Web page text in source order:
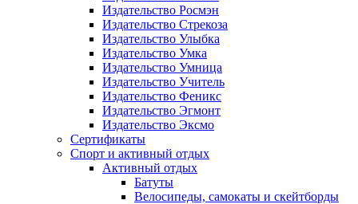
Издательство Росмэн
Издательство Стрекоза
Издательство Улыбка
Издательство Умка
Издательство Умница
Издательство Учитель
Издательство Феникс
Издательство Эгмонт
Издательство Эксмо
Сертификаты
Спорт и активный отдых
Активный отдых
Батуты
Велосипеды, самокаты и скейтборды